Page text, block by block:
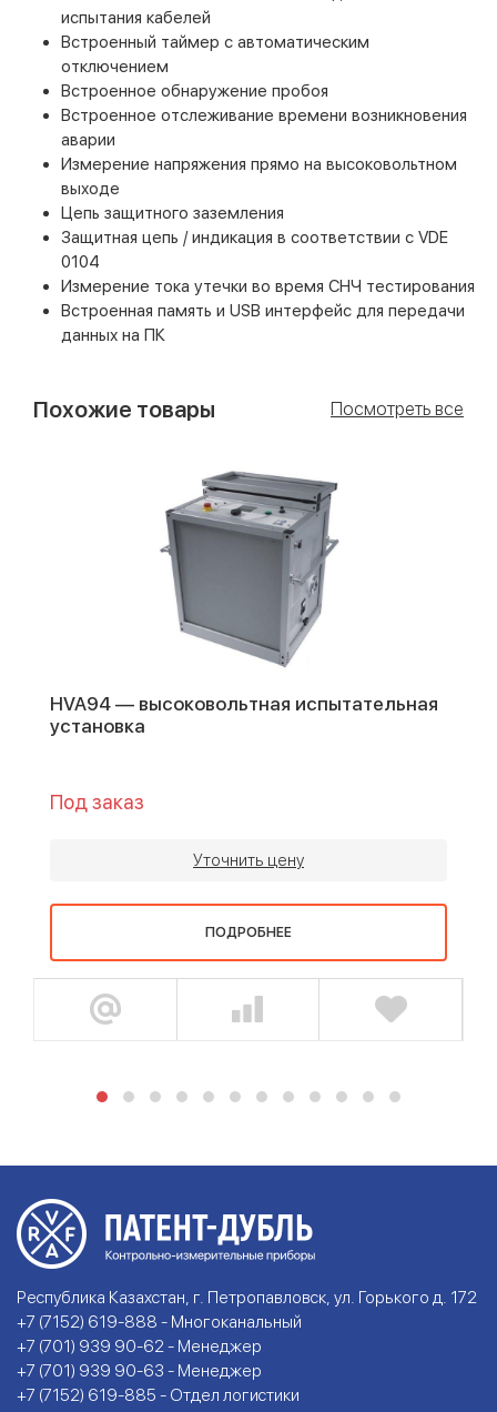
испытания кабелей
Встроенный таймер с автоматическим
отключением
Встроенное обнаружение пробоя
Встроенное отслеживание времени возникновения
аварии
Измерение напряжения прямо на высоковольтном
выходе
Цепь защитного заземления
Защитная цепь / индикация в соответствии с VDE
0104
Измерение тока утечки во время СНЧ тестирования
Встроенная память и USB интерфейс для передачи
данных на ПК
Похожие товары Посмотреть все
HVA94 — высоковольтная испытательная
установка
Под заказ
Уточнить цену
ПОДРОБНЕЕ
Республика Казахстан, г. Петропавловск, ул. Горького д. 172
+7 (7152) 619-888 - Многоканальный
+7 (701) 939 90-62 - Менеджер
+7 (701) 939 90-63 - Менеджер
+7 (7152) 619-885 - Отдел логистики